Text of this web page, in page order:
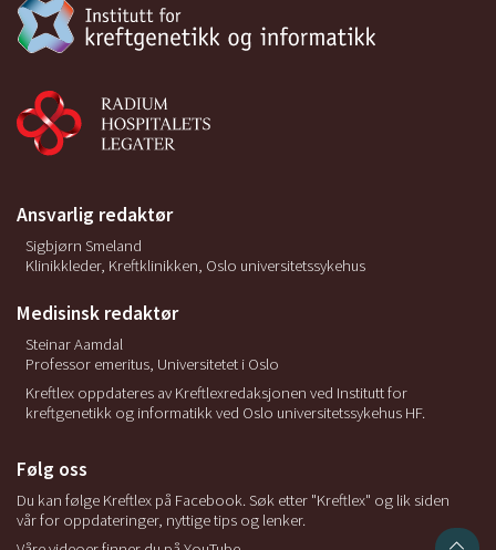
Ansvarlig redaktør
Sigbjørn Smeland
Klinikkleder, Kreftklinikken, Oslo universitetssykehus
Medisinsk redaktør
Steinar Aamdal
Professor emeritus, Universitetet i Oslo
Kreftlex oppdateres av Kreftlexredaksjonen ved Institutt for
kreftgenetikk og informatikk ved Oslo universitetssykehus HF.
Følg oss
Du kan følge Kreftlex på Facebook. Søk etter "Kreftlex" og lik siden
vår for oppdateringer, nyttige tips og lenker.